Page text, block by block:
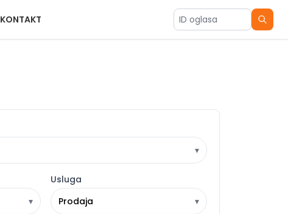
KONTAKT ID oglasa
▾
▾
Usluga
Prodaja
▾